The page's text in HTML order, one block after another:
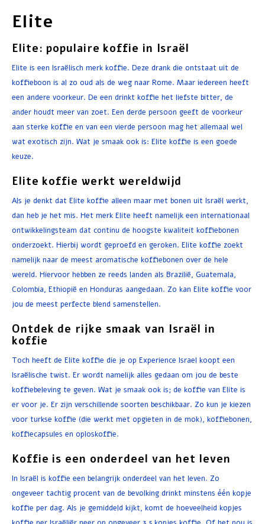
Elite
Elite: populaire koffie in Israël
Elite is een Israëlisch merk koffie. Deze drank die ontstaat uit de
koffieboon is al zo oud als de weg naar Rome. Maar iedereen heeft
een andere voorkeur. De een drinkt koffie het liefste bitter, de
ander houdt meer van zoet. Een derde persoon geeft de voorkeur
aan sterke koffie en van een vierde persoon mag het allemaal wel
wat exotisch zijn. Wat je smaak ook is: Elite koffie is een goede
keuze.
Elite koffie werkt wereldwijd
Als je denkt dat Elite koffie alleen maar met bonen uit Israël werkt,
dan heb je het mis. Het merk Elite heeft namelijk een internationaal
ontwikkelingsteam dat continu de hoogste kwaliteit koffiebonen
onderzoekt. Hierbij wordt geproefd en geroken. Elite koffie zoekt
namelijk naar de meest aromatische koffiebonen over de hele
wereld. Hiervoor hebben ze reeds landen als Brazilië, Guatemala,
Colombia, Ethiopië en Honduras aangedaan. Zo kan Elite koffie voor
jou de meest perfecte blend samenstellen.
Ontdek de rijke smaak van Israël in
koffie
Toch heeft de Elite koffie die je op Experience Israel koopt een
Israëlische twist. Er wordt namelijk alles gedaan om jou de beste
koffiebeleving te geven. Wat je smaak ook is; de koffie van Elite is
er voor je. Er zijn verschillende soorten beschikbaar. Zo kun je kiezen
voor turkse koffie (die werkt met opgieten in de mok), koffiebonen,
koffiecapsules en oploskoffie.
Koffie is een onderdeel van het leven
In Israël is koffie een belangrijk onderdeel van het leven. Zo
ongeveer tachtig procent van de bevolking drinkt minstens één kopje
koffie per dag. Als je gemiddeld kijkt, komt de hoeveelheid kopjes